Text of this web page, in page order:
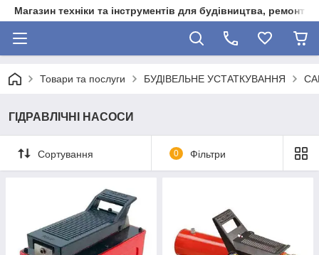
Магазин техніки та інструментів для будівництва, ремонту,
Товари та послуги БУДІВЕЛЬНЕ УСТАТКУВАННЯ
ГІДРАВЛІЧНІ НАСОСИ
Сортування 0 Фільтри